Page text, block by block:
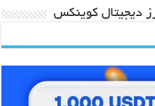
دیجیتال کوینکس